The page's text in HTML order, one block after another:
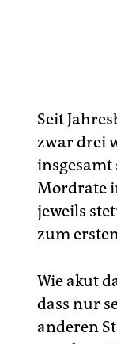
Seit
zwar drei
insgesamt
Mordrate
jeweils
zum
Wie akut
dass nur
anderen